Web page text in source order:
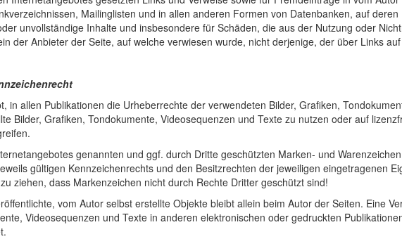
Mailinglisten und in allen anderen Formen von Datenbanken, auf
unvollständige Inhalte und insbesondere für Schäden, die aus der Nutzung oder
der Anbieter der Seite, auf welche verwiesen wurde, nicht derjenige, der über Links
in allen Publikationen die Urheberrechte der verwendeten Bilder, Grafiken,
Bilder, Grafiken, Tondokumente, Videosequenzen und Texte zu nutzen oder auf
genannten und ggf. durch Dritte geschützten Marken- und
gültigen Kennzeichenrechts und den Besitzrechten der jeweiligen eingetragenen
ziehen, dass Markenzeichen nicht durch Rechte Dritter geschützt sind!
vom Autor selbst erstellte Objekte bleibt allein beim Autor der Seiten. Eine
Videosequenzen und Texte in anderen elektronischen oder gedruckten